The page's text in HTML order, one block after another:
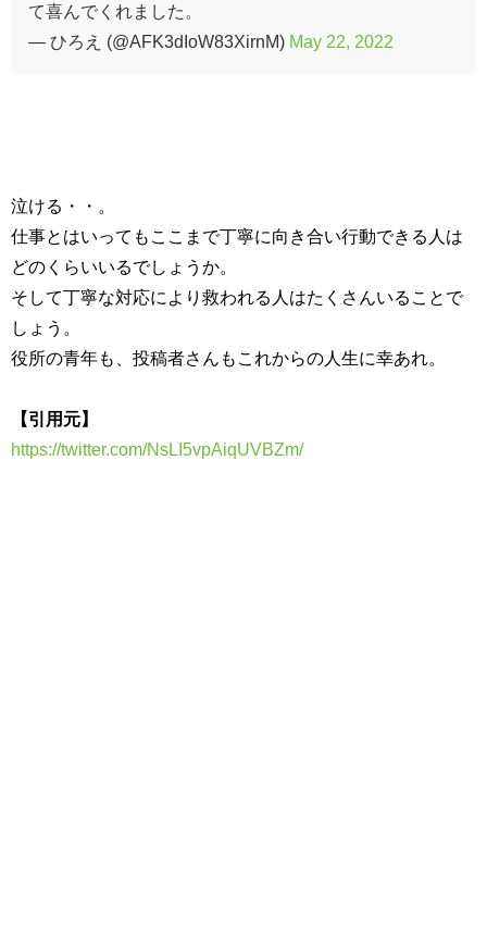
て喜んでくれました。
— ひろえ (@AFK3dIoW83XirnM) May 22, 2022
泣ける・・。
仕事とはいってもここまで丁寧に向き合い行動できる人は
どのくらいいるでしょうか。
そして丁寧な対応により救われる人はたくさんいることで
しょう。
役所の青年も、投稿者さんもこれからの人生に幸あれ。
【引用元】
https://twitter.com/NsLI5vpAiqUVBZm/